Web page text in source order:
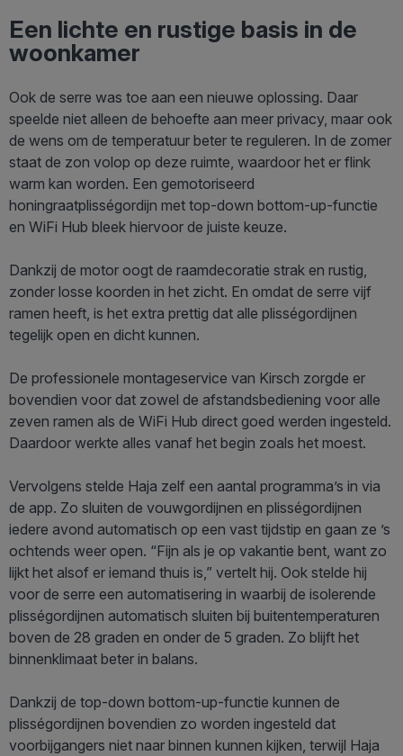
Een lichte en rustige basis in de
woonkamer
Ook de serre was toe aan een nieuwe oplossing. Daar
speelde niet alleen de behoefte aan meer privacy, maar ook
de wens om de temperatuur beter te reguleren. In de zomer
staat de zon volop op deze ruimte, waardoor het er flink
warm kan worden. Een gemotoriseerd
honingraatplisségordijn met top-down bottom-up-functie
en WiFi Hub bleek hiervoor de juiste keuze.
Dankzij de motor oogt de raamdecoratie strak en rustig,
zonder losse koorden in het zicht. En omdat de serre vijf
ramen heeft, is het extra prettig dat alle plisségordijnen
tegelijk open en dicht kunnen.
De professionele montageservice van Kirsch zorgde er
bovendien voor dat zowel de afstandsbediening voor alle
zeven ramen als de WiFi Hub direct goed werden ingesteld.
Daardoor werkte alles vanaf het begin zoals het moest.
Vervolgens stelde Haja zelf een aantal programma’s in via
de app. Zo sluiten de vouwgordijnen en plisségordijnen
iedere avond automatisch op een vast tijdstip en gaan ze ’s
ochtends weer open. “Fijn als je op vakantie bent, want zo
lijkt het alsof er iemand thuis is,” vertelt hij. Ook stelde hij
voor de serre een automatisering in waarbij de isolerende
plisségordijnen automatisch sluiten bij buitentemperaturen
boven de 28 graden en onder de 5 graden. Zo blijft het
binnenklimaat beter in balans.
Dankzij de top-down bottom-up-functie kunnen de
plisségordijnen bovendien zo worden ingesteld dat
voorbijgangers niet naar binnen kunnen kijken, terwijl Haja